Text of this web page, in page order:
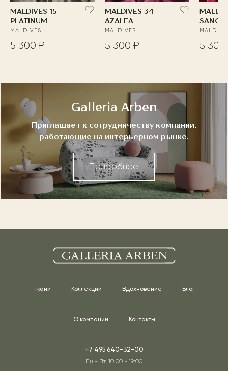
MALDIVES 15
PLATINUM
MALDIVES
5 300 ₽
MALDIVES 34
AZALEA
MALDIVES
5 300 ₽ 5 300
Galleria Arben
Приглашает к сотрудничеству компании,
работающие на интерьерном рынке.
Подробнее
Ткани Коллекции Вдохновение Блог
О компании Контакты
+7 495 640-32-00
Пн - Пт, 10:00 - 19:00